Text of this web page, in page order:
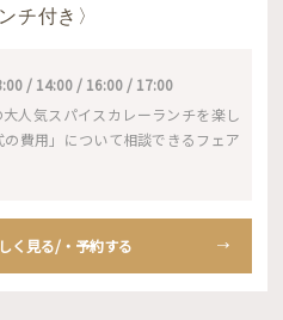
チ付き〉
/ 14:00 / 16:00 / 17:00
人気スパイスカレーランチを楽し
費用」について相談できるフェア
く見る/・予約する